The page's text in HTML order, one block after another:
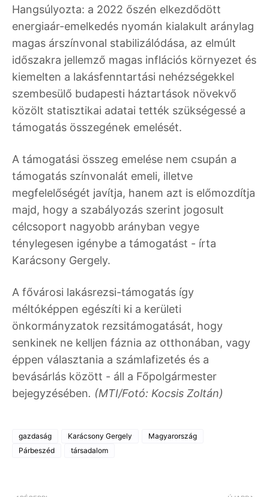
Hangsúlyozta: a 2022 őszén elkezdődött
energiaár-emelkedés nyomán kialakult aránylag
magas árszínvonal stabilizálódása, az elmúlt
időszakra jellemző magas inflációs környezet és
kiemelten a lakásfenntartási nehézségekkel
szembesülő budapesti háztartások növekvő
közölt statisztikai adatai tették szükségessé a
támogatás összegének emelését.
A támogatási összeg emelése nem csupán a
támogatás színvonalát emeli, illetve
megfelelőségét javítja, hanem azt is előmozdítja
majd, hogy a szabályozás szerint jogosult
célcsoport nagyobb arányban vegye
ténylegesen igénybe a támogatást - írta
Karácsony Gergely.
A fővárosi lakásrezsi-támogatás így
méltóképpen egészíti ki a kerületi
önkormányzatok rezsitámogatását, hogy
senkinek ne kelljen fáznia az otthonában, vagy
éppen választania a számlafizetés és a
bevásárlás között - áll a Főpolgármester
bejegyzésében. (MTI/Fotó: Kocsis Zoltán)
gazdaság Karácsony Gergely
Magyarország
Párbeszéd
társadalom